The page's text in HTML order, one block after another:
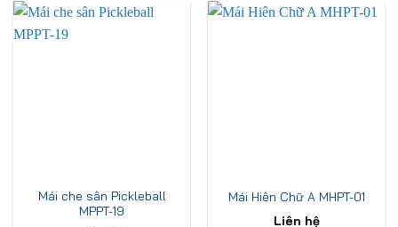
Mái che sân Pickleball
MPPT-19
Mái Hiên Chữ A MHPT-01
Liên hệ